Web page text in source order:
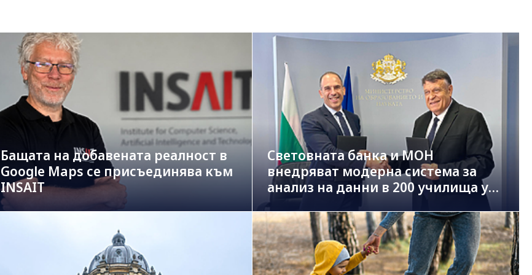
Бащата на добавената реалност в
Google Maps се присъединява към
INSAIT
Световната банка и МОН
внедряват модерна система за
анализ на данни в 200 училища у
нас